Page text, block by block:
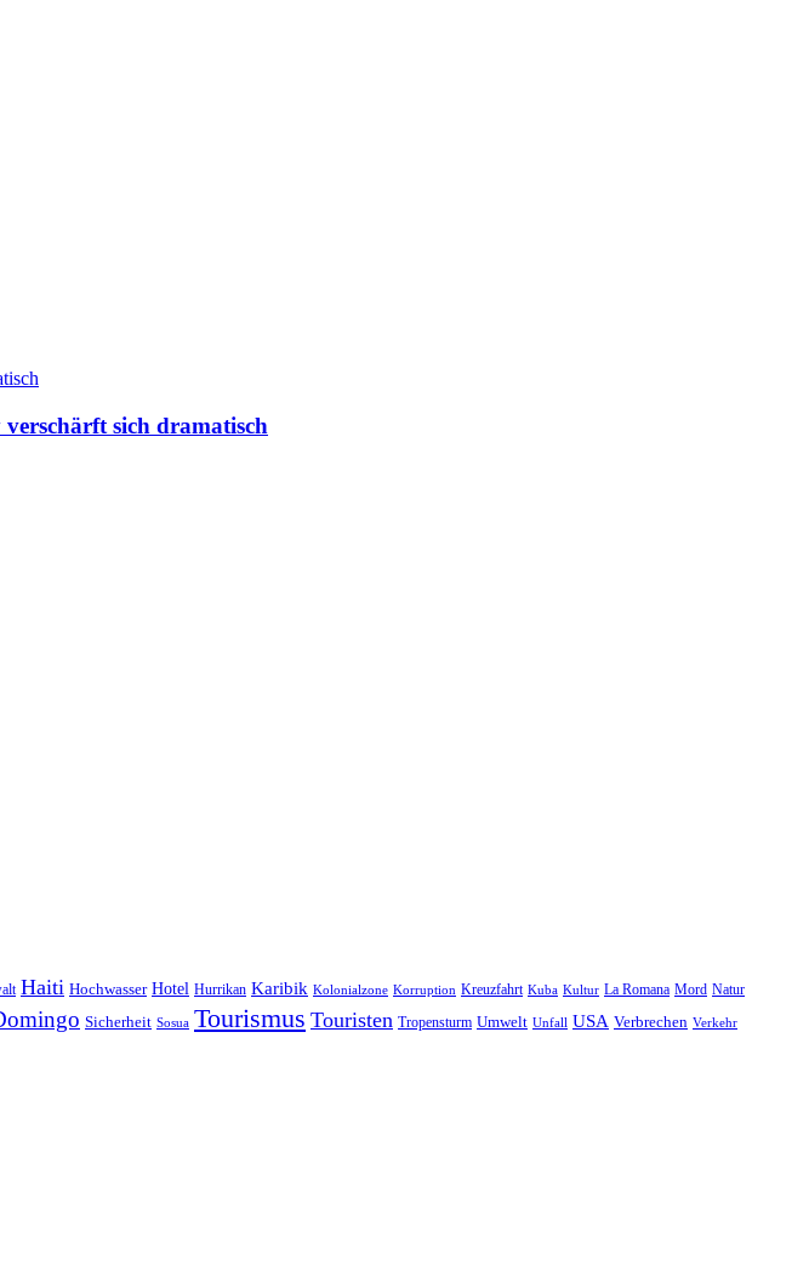
sich dramatisch
Haiti Hochwasser Hotel Hurrikan Karibik Kolonialzone Korruption Kreuzfahrt Kuba Kultur La Romana Mord Natur
Sicherheit Sosua Tourismus Touristen Tropensturm Umwelt Unfall USA Verbrechen Verkehr